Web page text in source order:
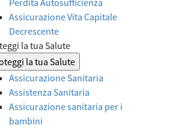
Assicurazione Vita Capitale
Decrescente
la tua Salute
la tua Salute
Assicurazione Sanitaria
Assistenza Sanitaria
Assicurazione sanitaria per i
bambini